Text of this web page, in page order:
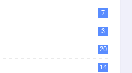
7
3
20
14